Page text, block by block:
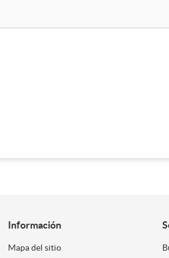
Información
Mapa del sitio